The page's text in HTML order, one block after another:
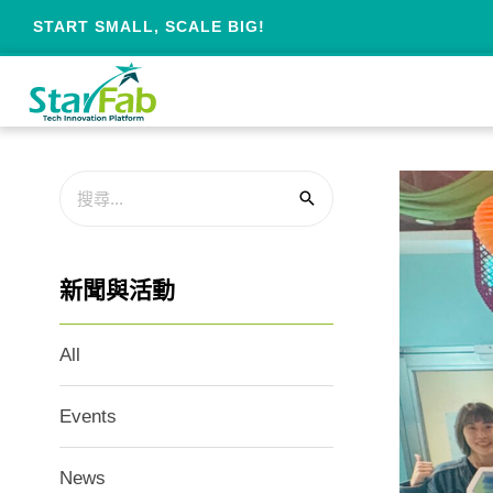
START SMALL, SCALE BIG!
新聞與活動
All
Events
News